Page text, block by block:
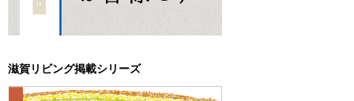
滋賀リビング掲載シリーズ